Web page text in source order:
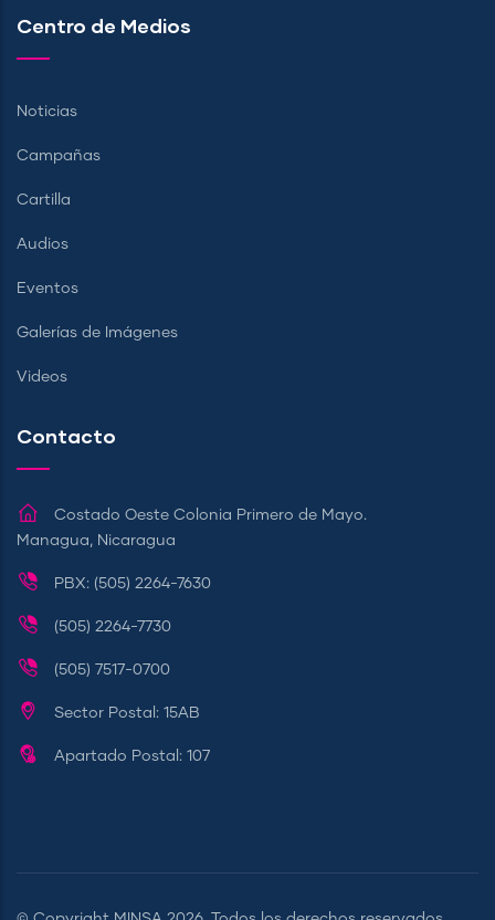
Centro de Medios
Noticias
Campañas
Cartilla
Audios
Eventos
Galerías de Imágenes
Videos
Contacto
Costado Oeste Colonia Primero de Mayo.
Managua, Nicaragua
PBX: (505) 2264-7630
(505) 2264-7730
(505) 7517-0700
Sector Postal: 15AB
Apartado Postal: 107